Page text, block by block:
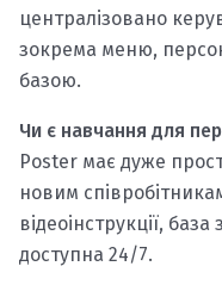
централізовано
зокрема меню,
базою.
Чи є навчання для
Poster має дуже
новим
відеоінструкції,
доступна 24/7.